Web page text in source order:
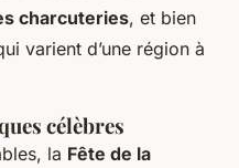
charcuteries, et bien
varient d’une région à
célèbres
la Fête de la